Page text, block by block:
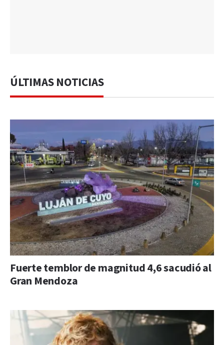
ÚLTIMAS NOTICIAS
Fuerte temblor de magnitud 4,6 sacudió al
Gran Mendoza